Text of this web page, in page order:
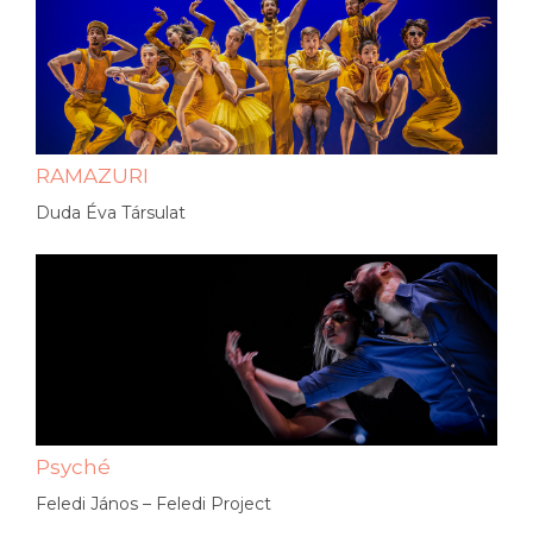
RAMAZURI
Duda Éva Társulat
Psyché
Feledi János – Feledi Project